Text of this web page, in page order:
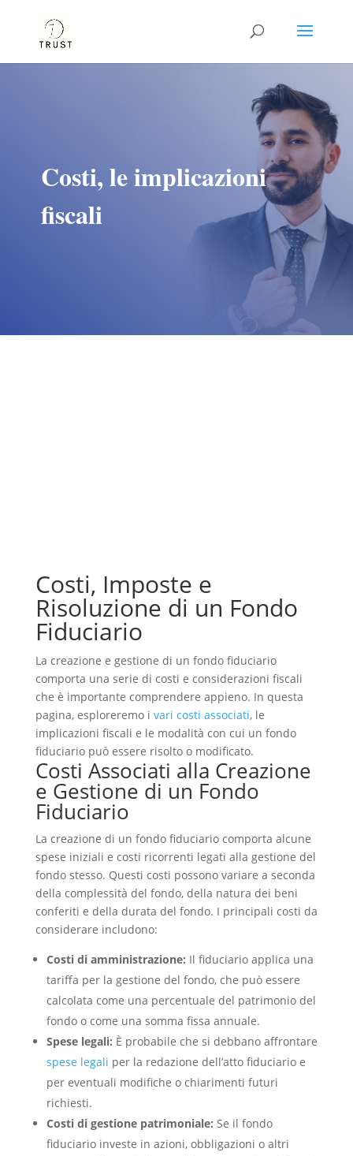
Costi, le implicazioni
fiscali
Costi, Imposte e
Risoluzione di un Fondo
Fiduciario
La creazione e gestione di un fondo fiduciario
comporta una serie di costi e considerazioni fiscali
che è importante comprendere appieno. In questa
pagina, esploreremo i vari costi associati, le
implicazioni fiscali e le modalità con cui un fondo
fiduciario può essere risolto o modificato.
Costi Associati alla Creazione
e Gestione di un Fondo
Fiduciario
La creazione di un fondo fiduciario comporta alcune
spese iniziali e costi ricorrenti legati alla gestione del
fondo stesso. Questi costi possono variare a seconda
della complessità del fondo, della natura dei beni
conferiti e della durata del fondo. I principali costi da
considerare includono:
Costi di amministrazione: Il fiduciario applica una
tariffa per la gestione del fondo, che può essere
calcolata come una percentuale del patrimonio del
fondo o come una somma fissa annuale.
Spese legali: È probabile che si debbano affrontare
spese legali per la redazione dell’atto fiduciario e
per eventuali modifiche o chiarimenti futuri
richiesti.
Costi di gestione patrimoniale: Se il fondo
fiduciario investe in azioni, obbligazioni o altri